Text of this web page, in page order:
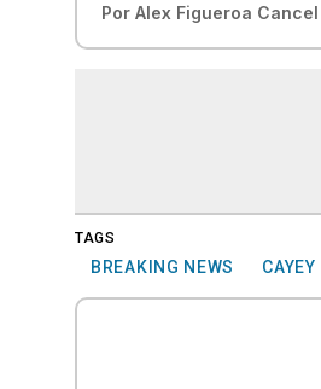
Por Alex Figueroa Cancel
TAGS
BREAKING NEWS CAYEY